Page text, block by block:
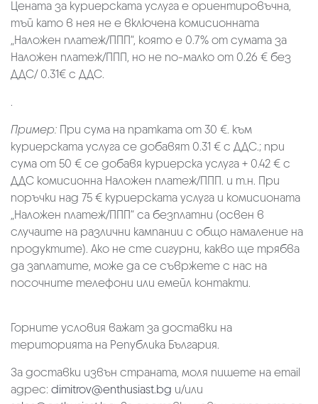
Цената за куриерската услуга е ориентировъчна,
тъй като в нея не е включена комисионната
„Наложен платеж/ППП“, която е 0.7% от сумата за
Наложен платеж/ППП, но не по-малко от 0.26 € без
ДДС/ 0.31€ с ДДС.
.
Пример: При сума на пратката от 30 €. към
куриерската услуга се добавят 0.31 € с ДДС.; при
сума от 50 € се добавя куриерска услуга + 0.42 € с
ДДС комисионна Наложен платеж/ППП. и т.н. При
поръчки над 75 € куриерската услуга и комисионата
„Наложен платеж/ППП“ са безплатни (освен в
случаите на различни кампании с общо намаление на
продуктите). Ако не сте сигурни, какво ще трябва
да заплатите, може да се съвржете с нас на
посочните телефони или емейл контакти.
Горните условия важат за доставки на
територията на Република България.
За доставки извън страната, моля пишете на email
адрес: dimitrov@enthusiast.bg и/или